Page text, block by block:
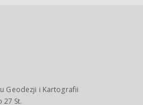
Geodezji i Kartografii
St.